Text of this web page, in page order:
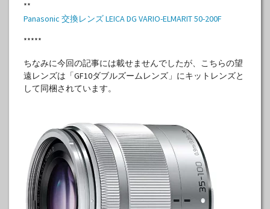
**
Panasonic 交換レンズ LEICA DG VARIO-ELMARIT 50-200F
*****
ちなみに今回の記事には載せませんでしたが、こちらの望
遠レンズは「GF10ダブルズームレンズ」にキットレンズと
して同梱されています。